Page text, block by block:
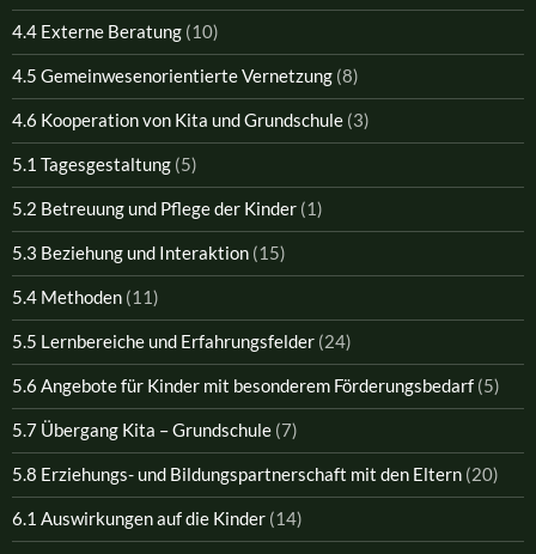
4.4 Externe Beratung (10)
4.5 Gemeinwesenorientierte Vernetzung (8)
4.6 Kooperation von Kita und Grundschule (3)
5.1 Tagesgestaltung (5)
5.2 Betreuung und Pflege der Kinder (1)
5.3 Beziehung und Interaktion (15)
5.4 Methoden (11)
5.5 Lernbereiche und Erfahrungsfelder (24)
5.6 Angebote für Kinder mit besonderem Förderungsbedarf (5)
5.7 Übergang Kita – Grundschule (7)
5.8 Erziehungs- und Bildungspartnerschaft mit den Eltern (20)
6.1 Auswirkungen auf die Kinder (14)